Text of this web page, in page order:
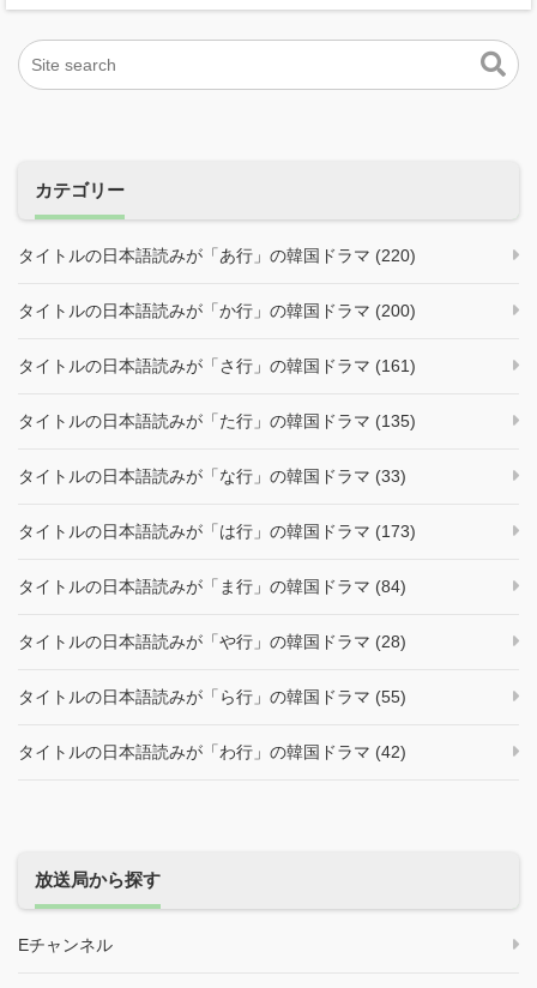
カテゴリー
タイトルの日本語読みが「あ行」の韓国ドラマ (220)
タイトルの日本語読みが「か行」の韓国ドラマ (200)
タイトルの日本語読みが「さ行」の韓国ドラマ (161)
タイトルの日本語読みが「た行」の韓国ドラマ (135)
タイトルの日本語読みが「な行」の韓国ドラマ (33)
タイトルの日本語読みが「は行」の韓国ドラマ (173)
タイトルの日本語読みが「ま行」の韓国ドラマ (84)
タイトルの日本語読みが「や行」の韓国ドラマ (28)
タイトルの日本語読みが「ら行」の韓国ドラマ (55)
タイトルの日本語読みが「わ行」の韓国ドラマ (42)
放送局から探す
Eチャンネル